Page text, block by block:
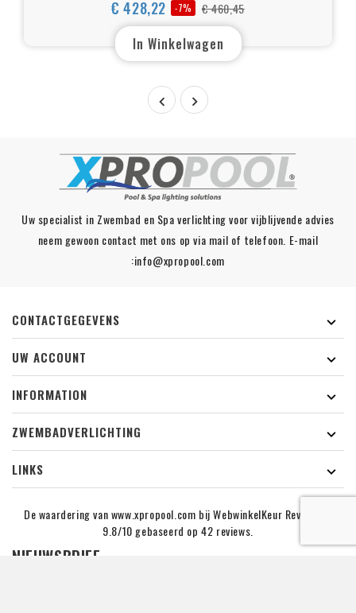
€ 428,22
Normale
prijs
-7% € 460,45
Prijs
In Winkelwagen
 
Uw specialist in Zwembad en Spa verlichting voor vijblijvende advies
neem gewoon contact met ons op via mail of telefoon. E-mail
:info@xpropool.com
CONTACTGEGEVENS

UW ACCOUNT

INFORMATION

ZWEMBADVERLICHTING

LINKS

De waardering van www.xpropool.com bijWebwinkelKeur Reviews
9.8/10 gebaseerd op 42 reviews.
NIEUWSBRIEF